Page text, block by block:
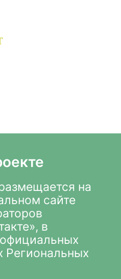
на
сайте
, в
Региональных